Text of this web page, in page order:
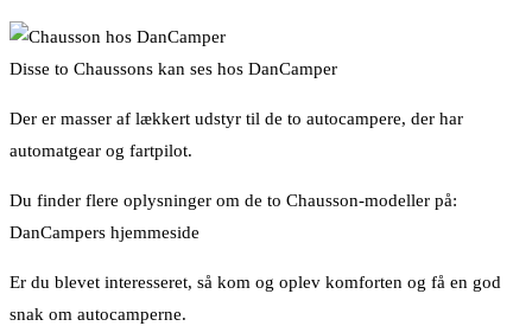
Disse to Chaussons kan ses hos DanCamper
Der er masser af lækkert udstyr til de to autocampere, der har
automatgear og fartpilot.
Du finder flere oplysninger om de to Chausson-modeller på:
DanCampers hjemmeside
Er du blevet interesseret, så kom og oplev komforten og få en god
snak om autocamperne.